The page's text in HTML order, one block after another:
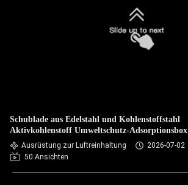
Schublade aus Edelstahl und Kohlenstoffstahl
Aktivkohlenstoff Umweltschutz-Adsorptionsbox
Ausrüstung zur Luftreinhaltung
2026-07-02
50 Ansichten